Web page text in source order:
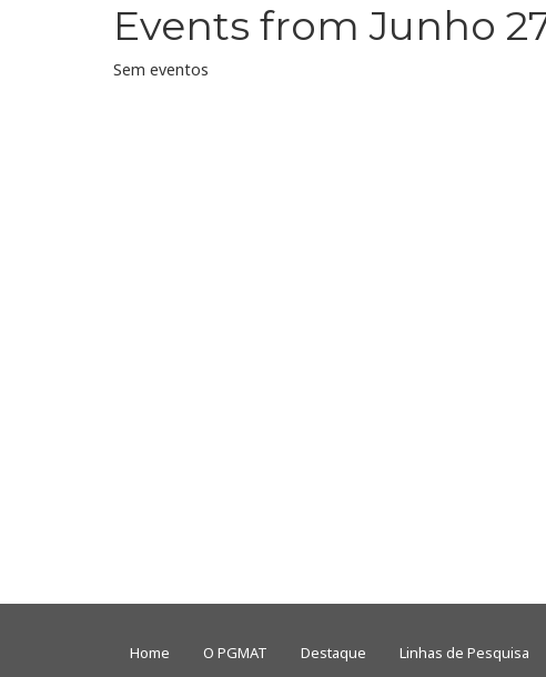
Events from Junho
Sem eventos
Home O PGMAT Destaque Linhas de Pesquisa